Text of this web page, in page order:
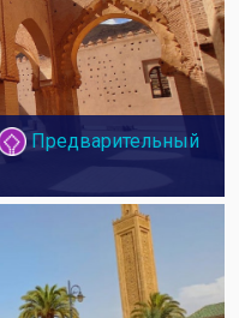
Предварительный